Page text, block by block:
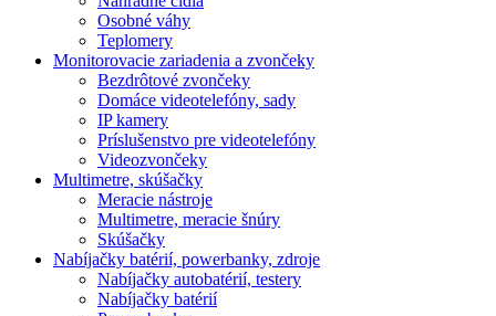
Osobné váhy
Teplomery
Monitorovacie zariadenia a zvončeky
Bezdrôtové zvončeky
Domáce videotelefóny, sady
IP kamery
Príslušenstvo pre videotelefóny
Videozvončeky
Multimetre, skúšačky
Meracie nástroje
Multimetre, meracie šnúry
Skúšačky
Nabíjačky batérií, powerbanky, zdroje
Nabíjačky autobatérií, testery
Nabíjačky batérií